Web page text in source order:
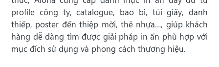
profile công ty, catalogue, bao bì, túi giấy, danh
thiếp, poster đến thiệp mời, thẻ nhựa…, giúp khách
hàng dễ dàng tìm được giải pháp in ấn phù hợp với
mục đích sử dụng và phong cách thương hiệu.